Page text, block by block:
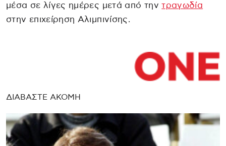
μέσα σε λίγες ημέρες μετά από τηντραγωδία
στην επιχείρηση Αλιμπινίσης.
ΔΙΑΒΑΣΤΕ ΑΚΟΜΗ